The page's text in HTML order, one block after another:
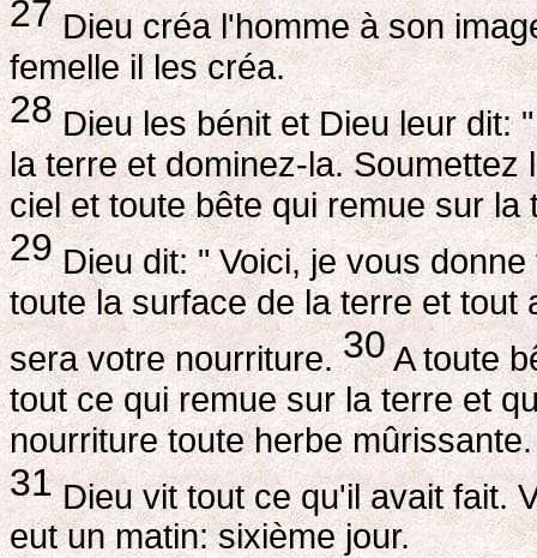
27Dieu créa l'homme à son
femelle il les créa.
28Dieu les bénit et Dieu leur dit:
la terre et dominez-la.
ciel et toute bête qui remue sur la
29Dieu dit: " Voici, je vous
toute la surface de la terre et
sera votre nourriture.30A toute
tout ce qui remue sur la terre et
nourriture toute herbe
31Dieu vit tout ce qu'il avait fait.
eut un matin: sixième jour.